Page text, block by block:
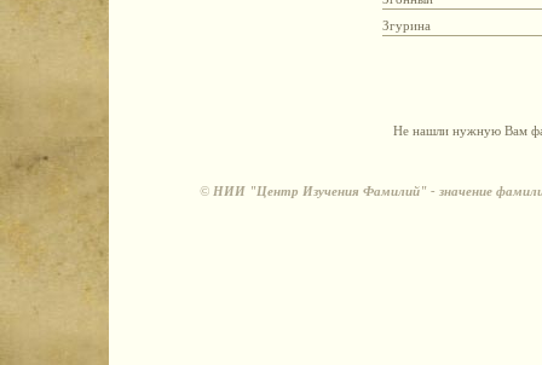
Згурина
Не нашли нужную Вам
© НИИ "Центр Изучения Фамилий" - значение